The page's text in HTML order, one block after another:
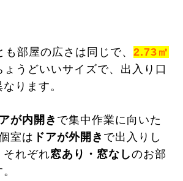
も部屋の広さは同じで、2.73㎡
ょうどいいサイズで、出入り口
ります。
が内開き で集中作業に向いた
室は ドアが外開き で出入りし
それぞれ窓あり・窓なしのお部